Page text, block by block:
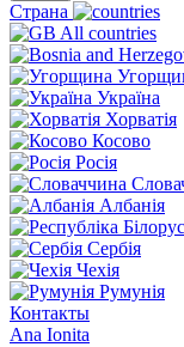
Страна
All countries
Україна
Хорватія
Косово
Росія
Албанія
Сербія
Чехія
Румунія
Контакты
Ana Ionita